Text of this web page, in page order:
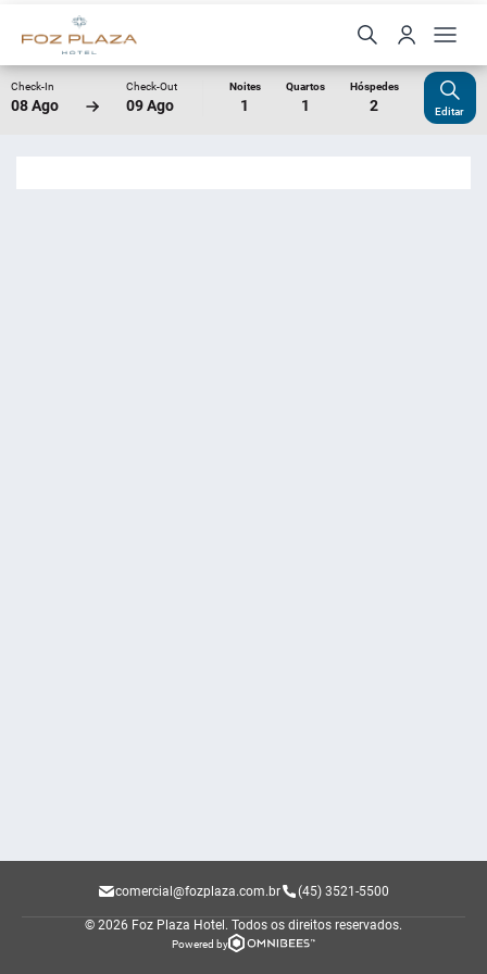
Check-In
08 Ago
Check-Out
09 Ago
Noites
1
Quartos
1
Hóspedes
2 Editar
comercial@fozplaza.com.br (45) 3521-5500
© 2026 Foz Plaza Hotel. Todos os direitos reservados.
Powered by